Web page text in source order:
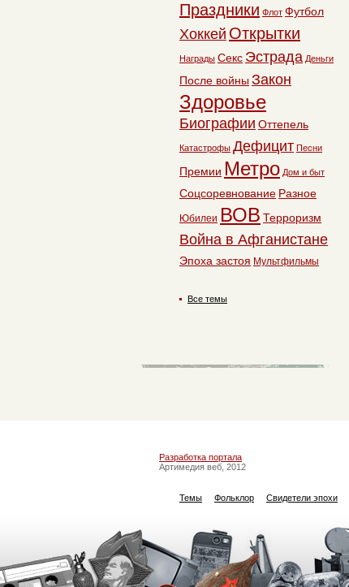
Праздники Флот Футбол
Хоккей Открытки
Награды Секс Эстрада Деньги
После войны Закон
Здоровье
Биографии Оттепель
Катастрофы Дефицит Песни
Премии Метро Дом и быт
Соцсоревнование Разное
Юбилеи ВОВ Терроризм
Война в Афганистане
Эпоха застоя Мультфильмы
Все темы
Разработка портала
Артимедия веб, 2012
Темы Фольклор Свидетели эпохи